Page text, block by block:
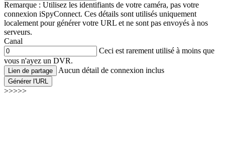
Remarque : Utilisez les identifiants de votre caméra, pas votre
connexion iSpyConnect. Ces détails sont utilisés uniquement
localement pour générer votre URL et ne sont pas envoyés à nos
serveurs.
Canal
Ceci est rarement utilisé à moins que
vous n'ayez un DVR.
Lien de partage Aucun détail de connexion inclus
Générer l'URL
>>>>>